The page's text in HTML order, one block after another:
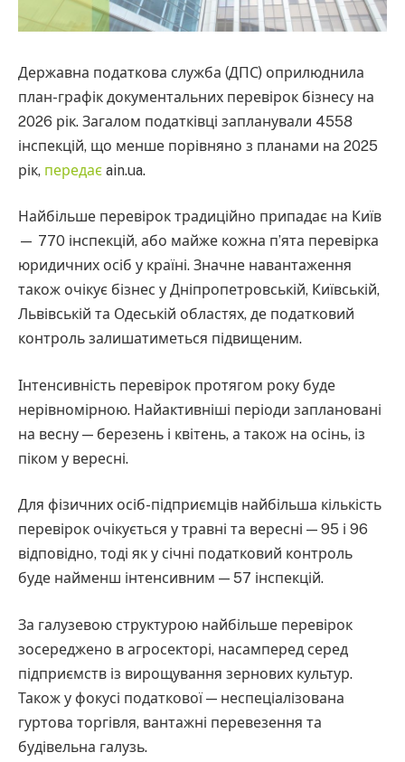
Державна податкова служба (ДПС) оприлюднила
план-графік документальних перевірок бізнесу на
2026 рік. Загалом податківці запланували 4558
інспекцій, що менше порівняно з планами на 2025
рік, передає ain.ua.
Найбільше перевірок традиційно припадає на Київ
— 770 інспекцій, або майже кожна п’ята перевірка
юридичних осіб у країні. Значне навантаження
також очікує бізнес у Дніпропетровській, Київській,
Львівській та Одеській областях, де податковий
контроль залишатиметься підвищеним.
Інтенсивність перевірок протягом року буде
нерівномірною. Найактивніші періоди заплановані
на весну — березень і квітень, а також на осінь, із
піком у вересні.
Для фізичних осіб-підприємців найбільша кількість
перевірок очікується у травні та вересні — 95 і 96
відповідно, тоді як у січні податковий контроль
буде найменш інтенсивним — 57 інспекцій.
За галузевою структурою найбільше перевірок
зосереджено в агросекторі, насамперед серед
підприємств із вирощування зернових культур.
Також у фокусі податкової — неспеціалізована
гуртова торгівля, вантажні перевезення та
будівельна галузь.